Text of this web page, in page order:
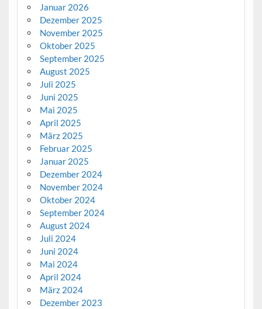
Januar 2026
Dezember 2025
November 2025
Oktober 2025
September 2025
August 2025
Juli 2025
Juni 2025
Mai 2025
April 2025
März 2025
Februar 2025
Januar 2025
Dezember 2024
November 2024
Oktober 2024
September 2024
August 2024
Juli 2024
Juni 2024
Mai 2024
April 2024
März 2024
Dezember 2023